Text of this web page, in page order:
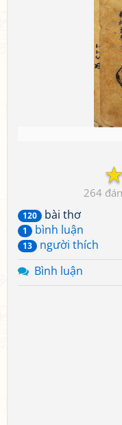
☆
264
120 bài thơ
1 bình luận
13
người thích
Bình luận